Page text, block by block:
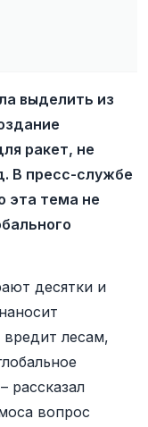
выделить из
ракет, не
В пресс-службе
эта тема не
десятки и
лесам,
рассказал
вопрос